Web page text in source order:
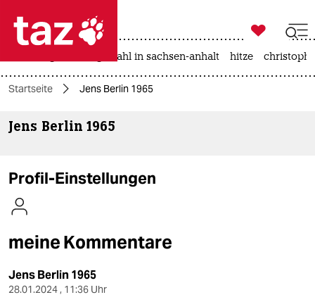
 taz zahl ich
taz zahl ich
themen
kultur
sport

taz zahl ich
landtagswahl in sachsen-anhalt hitze
Startseite Jens Berlin 1965
Jens Berlin 1965
Profil-Einstellungen
meine Kommentare
Jens Berlin 1965
28.01.2024 , 11:36 Uhr